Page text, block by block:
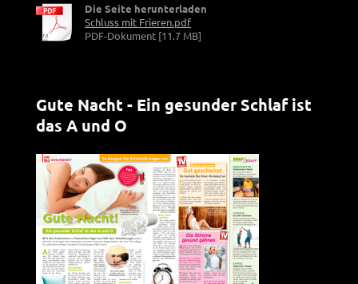
Die Seite herunterladen
Schluss mit Frieren.pdf
PDF-Dokument [11.7 MB]
Gute Nacht - Ein gesunder Schlaf ist
das A und O